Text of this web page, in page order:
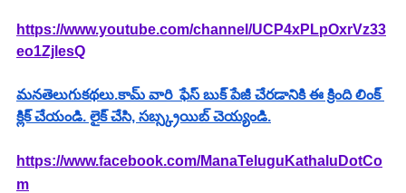
https://www.youtube.com/channel/UCP4xPLpOxrVz33
eo1ZjlesQ
మనతెలుగుకథలు.కామ్ వారి  ఫేస్ బుక్ పేజీ చేరడానికి ఈ క్రింది లింక్
క్లిక్ చేయండి. లైక్ చేసి, సబ్స్క్రయిబ్ చెయ్యండి.
https://www.facebook.com/ManaTeluguKathaluDotCo
m